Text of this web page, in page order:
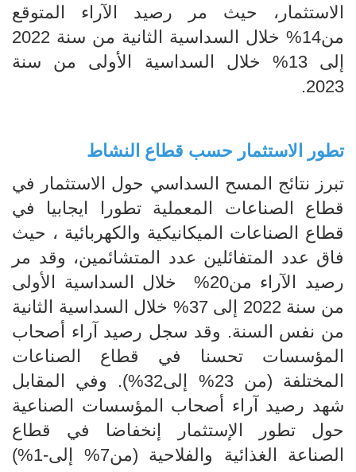
الاستثمار، حيث مر رصيد الآراء المتوقع
من14% خلال السداسية الثانية من سنة 2022
إلى 13% خلال السداسية الأولى من سنة
2023.
تطور الاستثمار حسب قطاع النشاط
تبرز نتائج المسح السداسي حول الاستثمار في
قطاع الصناعات المعملية تطورا ايجابيا في
قطاع الصناعات الميكانيكية والكهربائية ، حيث
فاق عدد المتفائلين عدد المتشائمين، وقد مر
رصيد الآراء من20% خلال السداسية الأولى
من سنة 2022 إلى 37% خلال السداسية الثانية
من نفس السنة. وقد سجل رصيد آراء أصحاب
المؤسسات تحسنا في قطاع الصناعات
المختلفة (من 23% إلى32%). وفي المقابل
شهد رصيد آراء أصحاب المؤسسات الصناعية
حول تطور الإستثمار إنخفاضا في قطاع
الصناعة الغذائية والفلاحية (من7% إلى-1%)